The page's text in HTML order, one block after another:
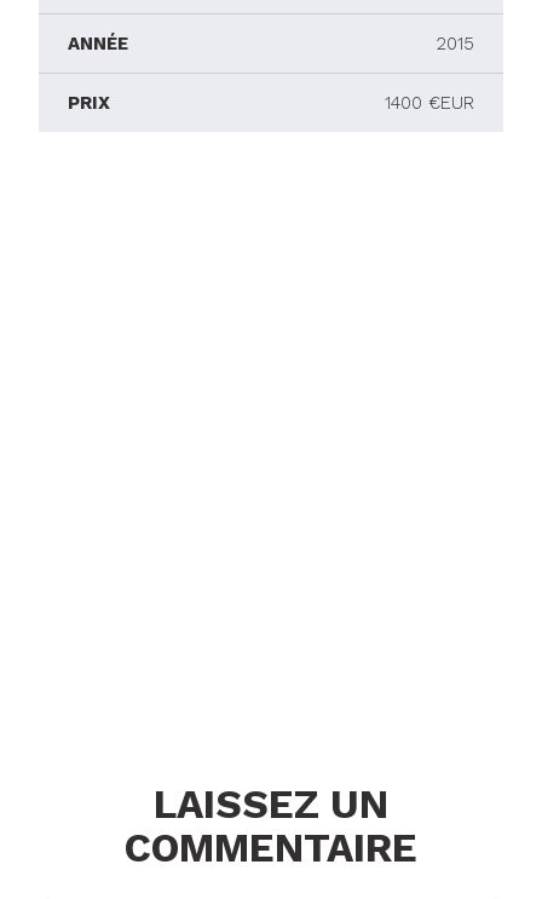
ANNÉE 2015
PRIX 1400 €EUR
LAISSEZ UN
COMMENTAIRE